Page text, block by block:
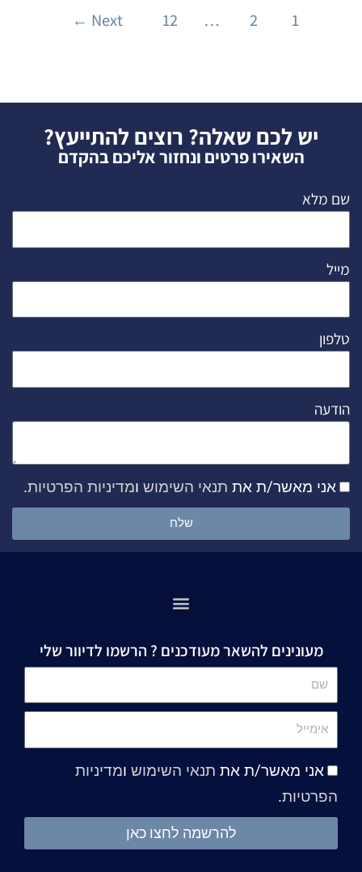
1
2
…
12
Next
←
יש לכם שאלה? רוצים להתייעץ?
השאירו פרטים ונחזור אליכם בהקדם
שם מלא
מייל
טלפון
הודעה
אני מאשר/ת את תנאי השימוש ומדיניות הפרטיות.
שלח
מעונינים להשאר מעודכנים ? הרשמו לדיוור שלי
שם
אימייל
אני מאשר/ת את תנאי השימוש ומדיניות
הפרטיות.
להרשמה לחצו כאן